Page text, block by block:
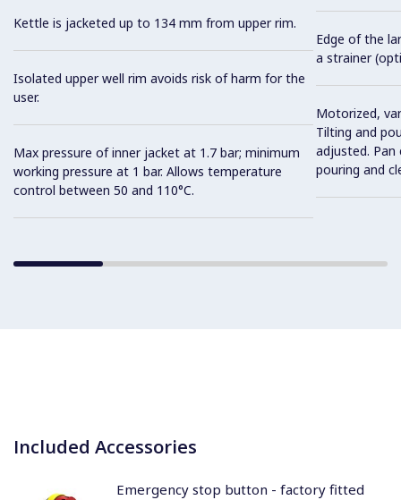
Kettle is jacketed up to 134 mm from upper rim.
Isolated upper well rim avoids risk of harm for the
user.
Max pressure of inner jacket at 1.7 bar; minimum
working pressure at 1 bar. Allows temperature
control between 50 and 110°C.
Edge of the
a strainer
Motorized,
Tilting and
adjusted.
pouring and
Included Accessories
Emergency stop button - factory fitted